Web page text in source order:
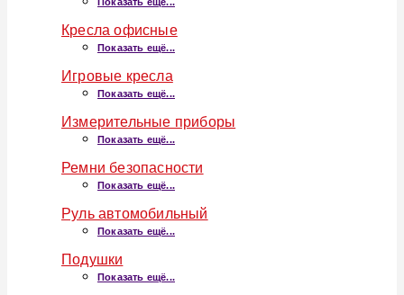
Кресла офисные
Показать ещё...
Игровые кресла
Показать ещё...
Измерительные приборы
Показать ещё...
Ремни безопасности
Показать ещё...
Руль автомобильный
Показать ещё...
Подушки
Показать ещё...